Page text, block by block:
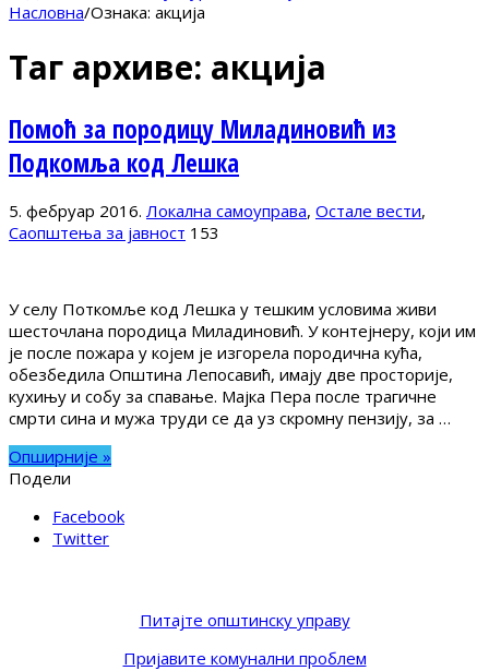
Насловна/Ознака: акција
Таг архиве: акција
Помоћ за породицу Миладиновић из
Подкомља код Лешка
5. фебруар 2016. Локална самоуправа, Остале вести,
Саопштења за јавност 153
У селу Поткомље код Лешка у тешким условима живи
шесточлана породица Миладиновић. У контејнеру, који им
је после пожара у којем је изгорела породична кућа,
обезбедила Општина Лепосавић, имају две просторије,
кухињу и собу за спавање. Мајка Пера после трагичне
смрти сина и мужа труди се да уз скромну пензију, за …
Опширније »
Подели
Facebook
Twitter
Питајте општинску управу
Пријавите комунални проблем